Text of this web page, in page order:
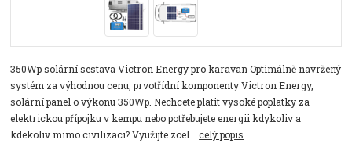
350Wp solární sestava Victron Energy pro karavan Optimálně navržený
systém za výhodnou cenu, prvotřídní komponenty Victron Energy,
solární panel o výkonu 350Wp. Nechcete platit vysoké poplatky za
elektrickou přípojku v kempu nebo potřebujete energii kdykoliv a
kdekoliv mimo civilizaci? Využijte zcel...celý popis